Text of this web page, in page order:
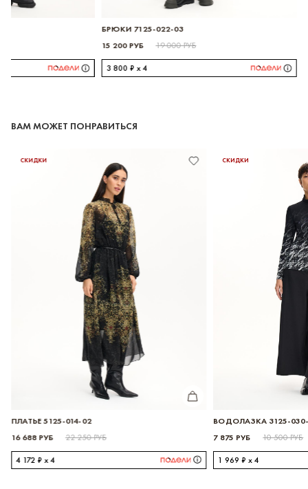
БРЮКИ 7125-022-03
15 200 РУБ
19 000 РУБ
3 800 ₽ x 4
ВАМ МОЖЕТ ПОНРАВИТЬСЯ
КУПИТЬ
СКИДКИ
ПЛАТЬЕ 5125-014-02
16 688 РУБ
22 250 РУБ
4 172 ₽ x 4
СКИДКИ
ВОДОЛАЗКА 3125-
7 875 РУБ
10 500 РУБ
1 969 ₽ x 4